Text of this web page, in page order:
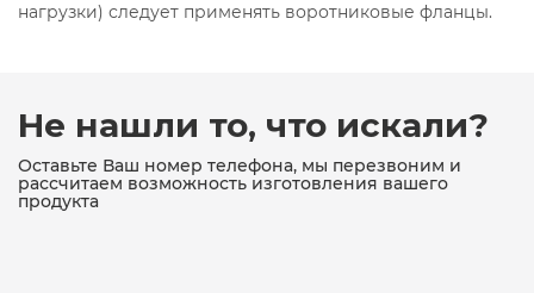
нагрузки) следует применять воротниковые фланцы.
Не нашли то, что искали?
Оставьте Ваш номер телефона, мы перезвоним и
рассчитаем возможность изготовления вашего
продукта